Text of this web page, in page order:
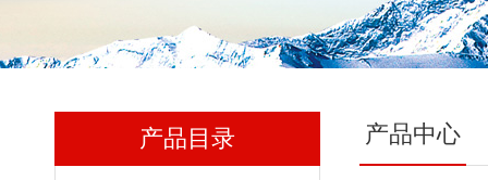
产品目录 产品中心